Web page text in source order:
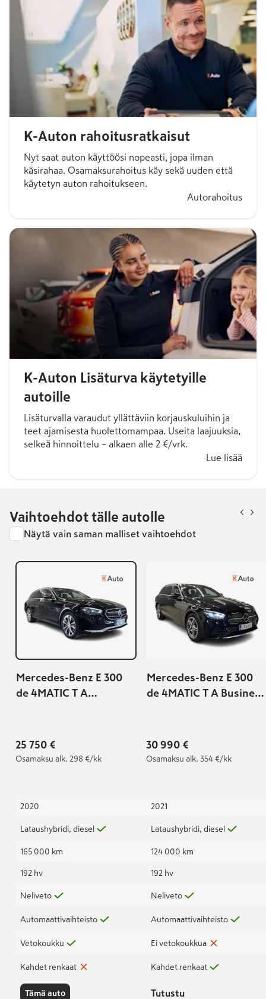
K-Auton rahoitusratkaisut
Nyt saat auton käyttöösi nopeasti, jopa ilman
käsirahaa. Osamaksurahoitus käy sekä uuden että
käytetyn auton rahoitukseen.
Autorahoitus
K-Auton Lisäturva käytetyille
autoille
Lisäturvalla varaudut yllättäviin korjauskuluihin ja
teet ajamisesta huolettomampaa. Useita laajuuksia,
selkeä hinnoittelu – alkaen alle 2 €/vrk.
Lue lisää
Vaihtoehdot tälle autolle
Näytä vain saman malliset vaihtoehdot
Mercedes-Benz E 300
de 4MATIC T A
25 750 €
Osamaksu alk. 298 €/kk
2020
Lataushybridi, diesel
165 000 km
192 hv
Neliveto
Automaattivaihteisto
Vetokoukku
Kahdet renkaat
Tämä auto
Mercedes-Benz E 300
de 4MATIC T A Business
30 990 €
Osamaksu alk. 354 €/kk
2021
Lataushybridi, diesel
124 000 km
192 hv
Neliveto
Automaattivaihteisto
Ei vetokoukkua
Kahdet renkaat
Tutustu